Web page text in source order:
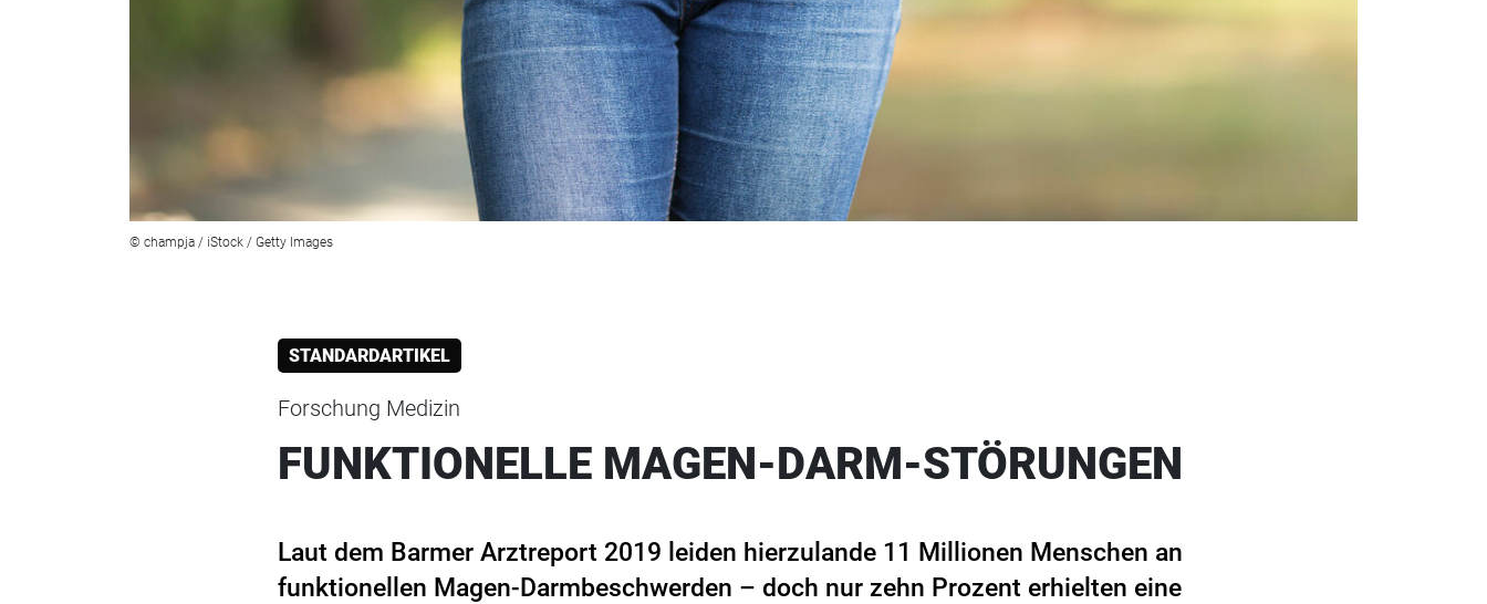
© champja / iStock / Getty Images
STANDARDARTIKEL
Forschung Medizin
FUNKTIONELLE MAGEN-DARM-­STÖRUNGEN
Laut dem Barmer Arztreport 2019 leiden hierzulande 11 Millionen Menschen an
funktionellen Magen-Darmbeschwerden – doch nur zehn Prozent erhielten eine